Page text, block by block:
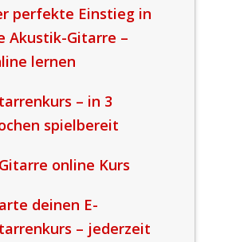
perfekte Einstieg in
Akustik-Gitarre –
lernen
– in 3
spielbereit
online Kurs
deinen E-
– jederzeit